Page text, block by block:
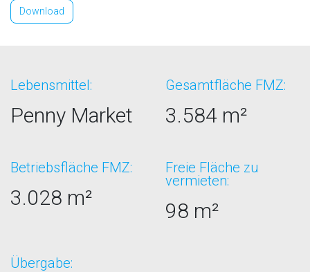
Download
Lebensmittel:
Penny Market
Gesamtfläche FMZ:
3.584 m²
Betriebsfläche FMZ:
3.028 m²
Freie Fläche zu
vermieten:
98 m²
Übergabe: